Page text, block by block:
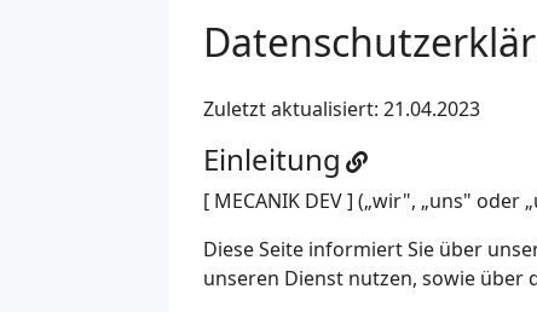
Zuletzt aktualisiert: 21.04.2023
Einleitung
[ MECANIK DEV ] („wir", „uns"
Diese Seite informiert Sie über
unseren Dienst nutzen, sowie über